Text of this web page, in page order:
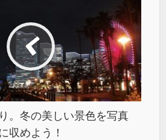
。冬の美しい景色を写真
収めよう！